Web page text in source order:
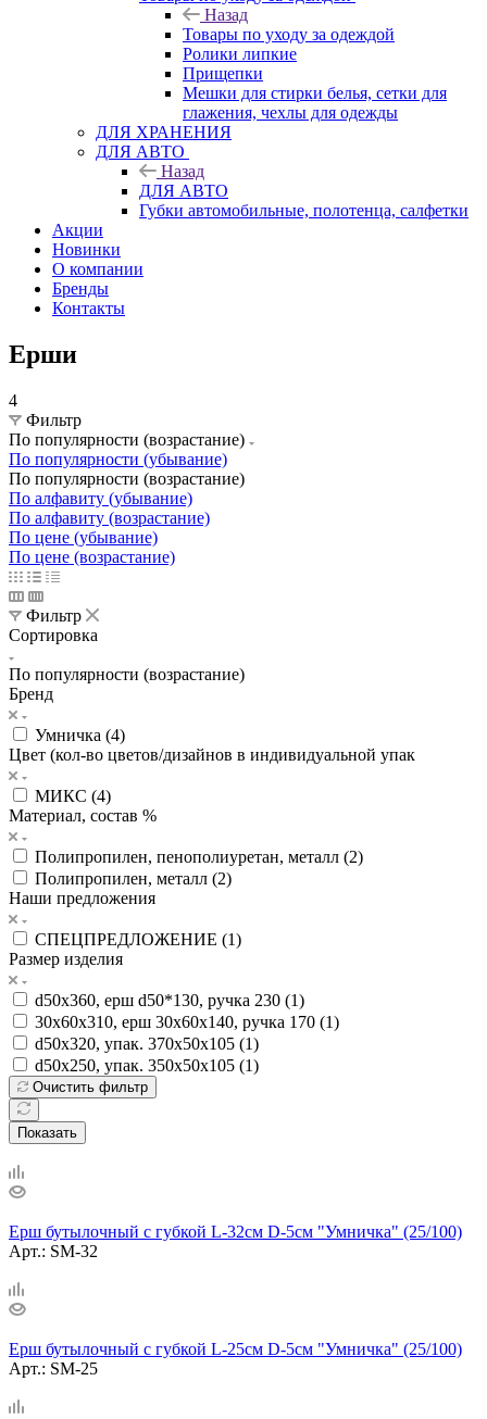
Назад
Товары по уходу за одеждой
Ролики липкие
Прищепки
Мешки для стирки белья, сетки для
глажения, чехлы для одежды
ДЛЯ ХРАНЕНИЯ
ДЛЯ АВТО
Назад
ДЛЯ АВТО
Губки автомобильные, полотенца, салфетки
Акции
Новинки
О компании
Бренды
Контакты
Ерши
4
Фильтр
По популярности (возрастание)
По популярности (убывание)
По популярности (возрастание)
По алфавиту (убывание)
По алфавиту (возрастание)
По цене (убывание)
По цене (возрастание)
Фильтр
Сортировка
По популярности (возрастание)
Бренд
Умничка (4)
Цвет (кол-во цветов/дизайнов в индивидуальной упак
МИКС (4)
Материал, состав %
Полипропилен, пенополиуретан, металл (2)
Полипропилен, металл (2)
Наши предложения
СПЕЦПРЕДЛОЖЕНИЕ (1)
Размер изделия
d50х360, ерш d50*130, ручка 230 (1)
30х60х310, ерш 30х60х140, ручка 170 (1)
d50х320, упак. 370х50х105 (1)
d50х250, упак. 350х50х105 (1)
Очистить фильтр
Показать
Ерш бутылочный с губкой L-32см D-5см "Умничка" (25/100)
Арт.: SM-32
Ерш бутылочный с губкой L-25см D-5см "Умничка" (25/100)
Арт.: SM-25